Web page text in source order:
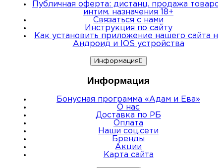
Публичная оферта: дистанц. продажа
интим. назначения 18+
Связаться с нами
Инструкция по сайту
Как установить приложение нашего сайта на
Андроид и IOS устройства
Информация
Информация
Бонусная программа «Адам и Ева»
О нас
Доставка по РБ
Оплата
Наши соц.сети
Бренды
Акции
Карта сайта